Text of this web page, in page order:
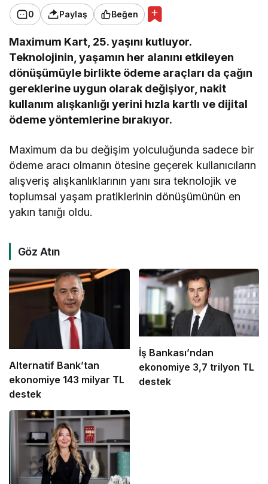
0 Paylaş Beğen
Maximum Kart, 25. yaşını kutluyor.
Teknolojinin, yaşamın her alanını etkileyen
dönüşümüyle birlikte ödeme araçları da çağın
gereklerine uygun olarak değişiyor, nakit
kullanım alışkanlığı yerini hızla kartlı ve dijital
ödeme yöntemlerine bırakıyor.
Maximum da bu değişim yolculuğunda sadece bir
ödeme aracı olmanın ötesine geçerek kullanıcıların
alışveriş alışkanlıklarının yanı sıra teknolojik ve
toplumsal yaşam pratiklerinin dönüşümünün en
yakın tanığı oldu.
Göz Atın
Alternatif Bank’tan
ekonomiye 143 milyar TL
destek
İş Bankası’ndan
ekonomiye 3,7 trilyon TL
destek